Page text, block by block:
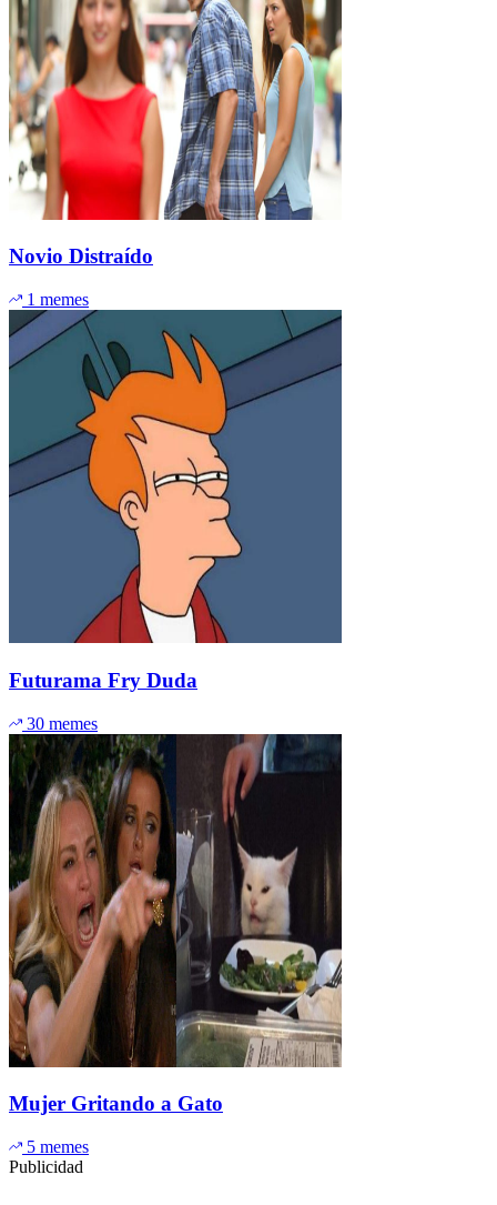
Novio Distraído
1 memes
Futurama Fry Duda
30 memes
Mujer Gritando a Gato
5 memes
Publicidad